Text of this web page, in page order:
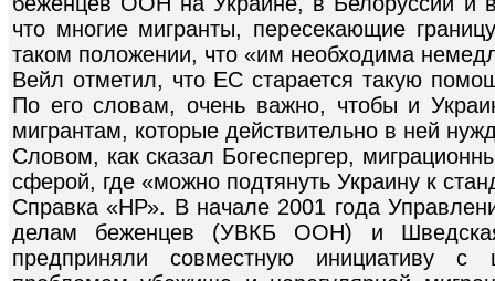
что многие мигранты, пересекающие
таком положении, что «им необходима
Вейл отметил, что ЕС старается такую
По его словам, очень важно, чтобы и
мигрантам, которые действительно в ней
Словом, как сказал Богеспергер,
сферой, где «можно подтянуть Украину к
Справка «НР». В начале 2001 года
делам беженцев (УВКБ ООН) и
предприняли совместную инициативу с